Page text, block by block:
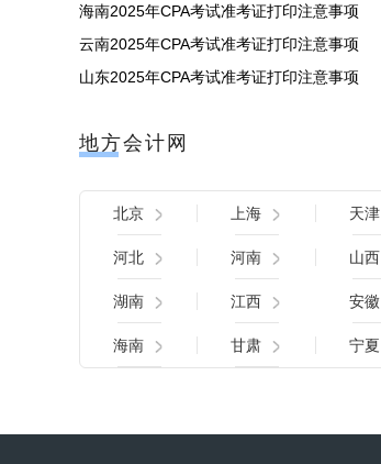
海南2025年CPA考试准考证打印注意事项
云南2025年CPA考试准考证打印注意事项
山东2025年CPA考试准考证打印注意事项
地方会计网
北京 上海 天津
河北 河南 山西
湖南 江西 安徽
海南 甘肃 宁夏